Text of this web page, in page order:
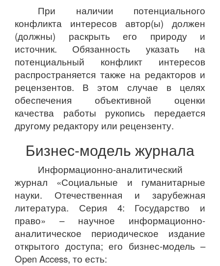
При наличии потенциального
конфликта интересов автор(ы) должен
(должны) раскрыть его природу и
источник. Обязанность указать на
потенциальный конфликт интересов
распространяется также на редакторов и
рецензентов. В этом случае в целях
обеспечения объективной оценки
качества работы рукопись передается
другому редактору или рецензенту.
Бизнес-модель журнала
Информационно-аналитический
журнал «Социальные и гуманитарные
науки. Отечественная и зарубежная
литература. Серия 4: Государство и
право» – научное информационно-
аналитическое периодическое издание
открытого доступа; его бизнес-модель –
Open Access, то есть: